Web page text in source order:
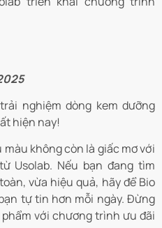
nghiệm dòng kem dưỡng
hiện nay!
không còn là giấc mơ với
Usolab. Nếu bạn đang tìm
vừa hiệu quả, hãy để Bio
tự tin hơn mỗi ngày. Đừng
với chương trình ưu đãi